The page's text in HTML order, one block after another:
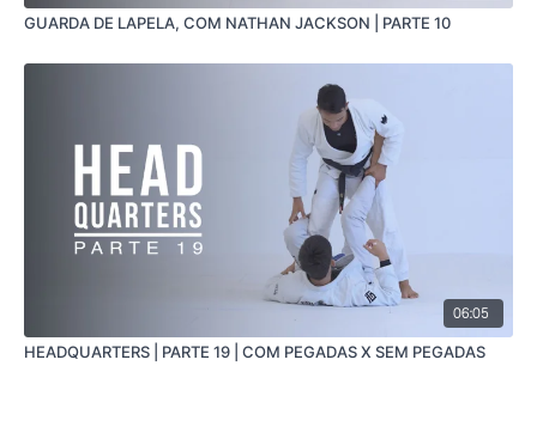
GUARDA DE LAPELA, COM NATHAN JACKSON | PARTE 10
06:05
HEADQUARTERS | PARTE 19 | COM PEGADAS X SEM PEGADAS